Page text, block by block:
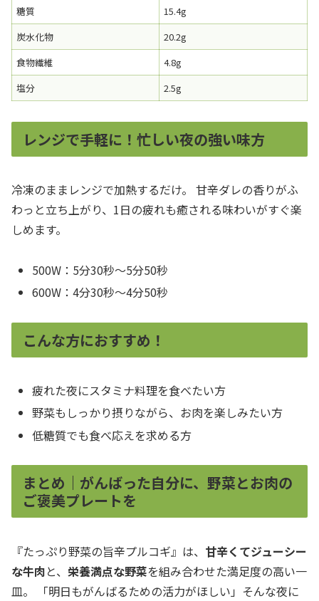
糖質
15.4g
炭水化物
20.2g
食物繊維
4.8g
塩分
2.5g
レンジで手軽に！忙しい夜の強い味方
冷凍のままレンジで加熱するだけ。 甘辛ダレの香りがふ
わっと立ち上がり、1日の疲れも癒される味わいがすぐ楽
しめます。
500W：5分30秒〜5分50秒
600W：4分30秒〜4分50秒
こんな方におすすめ！
疲れた夜にスタミナ料理を食べたい方
野菜もしっかり摂りながら、お肉を楽しみたい方
低糖質でも食べ応えを求める方
まとめ｜がんばった自分に、野菜とお肉の
ご褒美プレートを
『たっぷり野菜の旨辛プルコギ』は、 甘辛くてジューシー
な牛肉と、 栄養満点な野菜を組み合わせた満足度の高い一
皿。 「明日もがんばるための活力がほしい」そんな夜に